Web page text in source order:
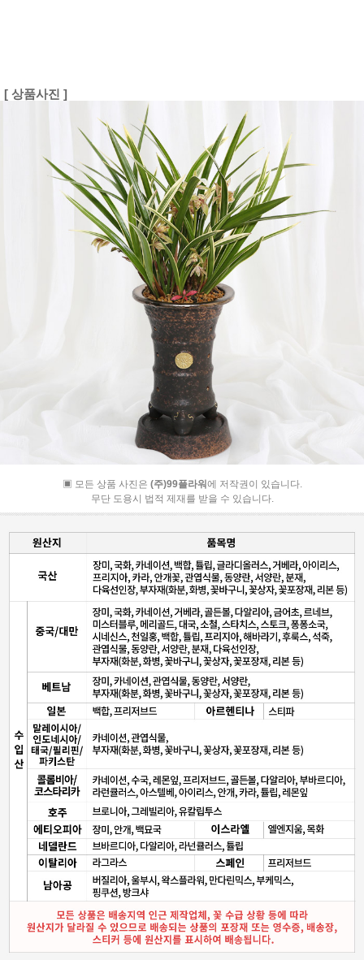
[ 상품사진 ]
▣ 모든 상품 사진은 (주)99플라워에 저작권이 있습니다.
무단 도용시 법적 제재를 받을 수 있습니다.